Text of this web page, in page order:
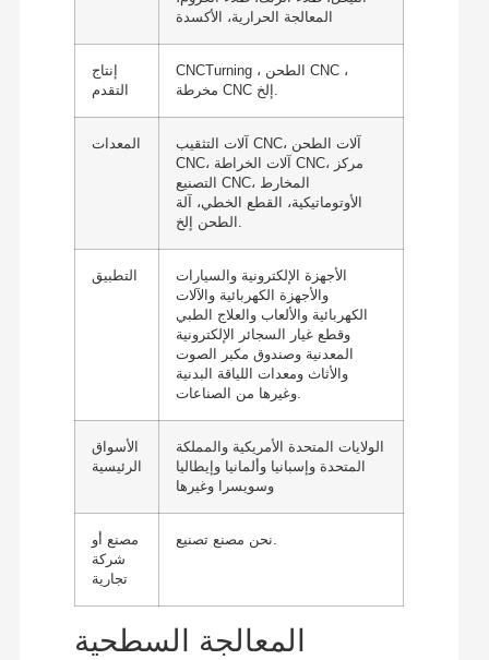
المعالجة الحرارية، الأكسدة
إنتاج
التقدم
CNCTurning ، الطحن CNC ،
المعدات
آلات التثقيب CNC، آلات الطحن
CNC، آلات الخراطة CNC، مركز
التصنيع CNC، المخارط
الأوتوماتيكية، القطع الخطي، آلة
التطبيق
الأجهزة الإلكترونية والسيارات
والأجهزة الكهربائية والآلات
الكهربائية والألعاب والعلاج الطبي
وقطع غيار السجائر الإلكترونية
المعدنية وصندوق مكبر الصوت
والأثاث ومعدات اللياقة البدنية
وغيرها من الصناعات.
الأسواق
الرئيسية
الولايات المتحدة الأمريكية والمملكة
المتحدة وإسبانيا وألمانيا وإيطاليا
وسويسرا وغيرها
مصنع أو
شركة
تجارية
المعالجة السطحية